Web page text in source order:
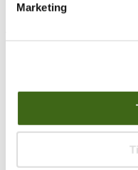
Marketing
Uddannelsesmateriale
Vigtigt
Persondatapolitik